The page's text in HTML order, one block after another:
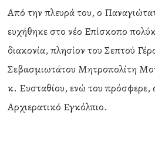
Από την πλευρά του, ο
ευχήθηκε στο νέο Επίσκοπο
διακονία, πλησίον του Σεπτού
Σεβασμιωτάτου Μητροπολίτη
κ. Ευσταθίου, ενώ του πρόσφερε,
Αρχιερατικό Εγκόλπιο.